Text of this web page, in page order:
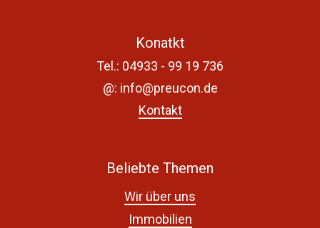
Konatkt
Tel.: 04933 - 99 19 736
@: info@preucon.de
Kontakt
Beliebte Themen
Wir über uns
Immobilien